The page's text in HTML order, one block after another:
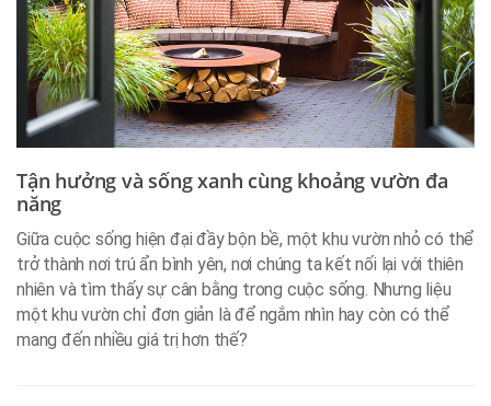
Tận hưởng và sống xanh cùng khoảng vườn đa
năng
Giữa cuộc sống hiện đại đầy bộn bề, một khu vườn nhỏ có thể
trở thành nơi trú ẩn bình yên, nơi chúng ta kết nối lại với thiên
nhiên và tìm thấy sự cân bằng trong cuộc sống. Nhưng liệu
một khu vườn chỉ đơn giản là để ngắm nhìn hay còn có thể
mang đến nhiều giá trị hơn thế?